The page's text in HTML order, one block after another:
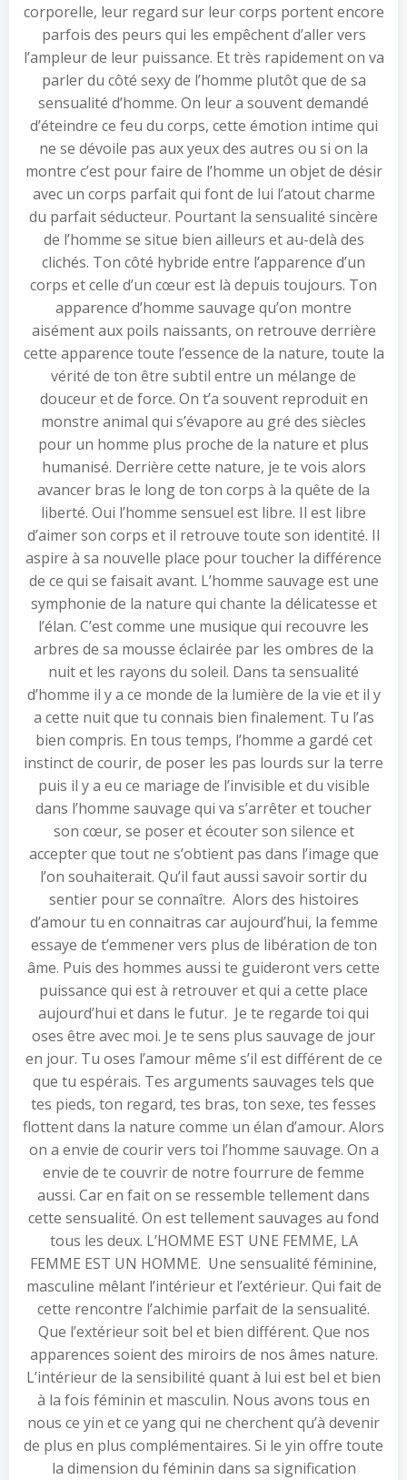
corporelle, leur regard sur leur corps portent encore
parfois des peurs qui les empêchent d’aller vers
l’ampleur de leur puissance. Et très rapidement on va
parler du côté sexy de l’homme plutôt que de sa
sensualité d’homme. On leur a souvent demandé
d’éteindre ce feu du corps, cette émotion intime qui
ne se dévoile pas aux yeux des autres ou si on la
montre c’est pour faire de l’homme un objet de désir
avec un corps parfait qui font de lui l’atout charme
du parfait séducteur. Pourtant la sensualité sincère
de l’homme se situe bien ailleurs et au-delà des
clichés. Ton côté hybride entre l’apparence d’un
corps et celle d’un cœur est là depuis toujours. Ton
apparence d’homme sauvage qu’on montre
aisément aux poils naissants, on retrouve derrière
cette apparence toute l’essence de la nature, toute la
vérité de ton être subtil entre un mélange de
douceur et de force. On t’a souvent reproduit en
monstre animal qui s’évapore au gré des siècles
pour un homme plus proche de la nature et plus
humanisé. Derrière cette nature, je te vois alors
avancer bras le long de ton corps à la quête de la
liberté. Oui l’homme sensuel est libre. Il est libre
d’aimer son corps et il retrouve toute son identité. Il
aspire à sa nouvelle place pour toucher la différence
de ce qui se faisait avant. L’homme sauvage est une
symphonie de la nature qui chante la délicatesse et
l’élan. C’est comme une musique qui recouvre les
arbres de sa mousse éclairée par les ombres de la
nuit et les rayons du soleil. Dans ta sensualité
d’homme il y a ce monde de la lumière de la vie et il y
a cette nuit que tu connais bien finalement. Tu l’as
bien compris. En tous temps, l’homme a gardé cet
instinct de courir, de poser les pas lourds sur la terre
puis il y a eu ce mariage de l’invisible et du visible
dans l’homme sauvage qui va s’arrêter et toucher
son cœur, se poser et écouter son silence et
accepter que tout ne s’obtient pas dans l’image que
l’on souhaiterait. Qu’il faut aussi savoir sortir du
sentier pour se connaître. Alors des histoires
d’amour tu en connaitras car aujourd’hui, la femme
essaye de t’emmener vers plus de libération de ton
âme. Puis des hommes aussi te guideront vers cette
puissance qui est à retrouver et qui a cette place
aujourd’hui et dans le futur. Je te regarde toi qui
oses être avec moi. Je te sens plus sauvage de jour
en jour. Tu oses l’amour même s’il est différent de ce
que tu espérais. Tes arguments sauvages tels que
tes pieds, ton regard, tes bras, ton sexe, tes fesses
flottent dans la nature comme un élan d’amour. Alors
on a envie de courir vers toi l’homme sauvage. On a
envie de te couvrir de notre fourrure de femme
aussi. Car en fait on se ressemble tellement dans
cette sensualité. On est tellement sauvages au fond
tous les deux. L’HOMME EST UNE FEMME, LA
FEMME EST UN HOMME. Une sensualité féminine,
masculine mêlant l’intérieur et l’extérieur. Qui fait de
cette rencontre l’alchimie parfait de la sensualité.
Que l’extérieur soit bel et bien différent. Que nos
apparences soient des miroirs de nos âmes nature.
L’intérieur de la sensibilité quant à lui est bel et bien
à la fois féminin et masculin. Nous avons tous en
nous ce yin et ce yang qui ne cherchent qu’à devenir
de plus en plus complémentaires. Si le yin offre toute
la dimension du féminin dans sa signification